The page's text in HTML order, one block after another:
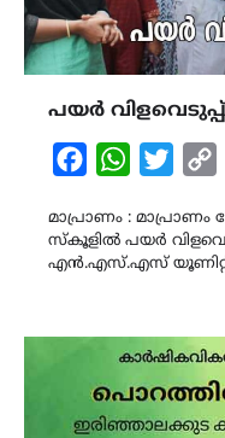
പയർ
FacebookWhatsApp
മാപ്രാണം :
സ്കൂളിൽ പയർ
എൻ.എസ്.എസ്